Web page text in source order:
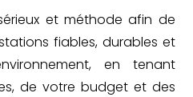
et méthode afin de
fiables, durables et
en tenant
de votre budget et des